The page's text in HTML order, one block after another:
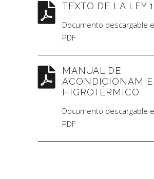
TEXTO DE LA LEY
Documento descargable
PDF
MANUAL DE
HIGROTÉRMICO
Documento descargable
PDF